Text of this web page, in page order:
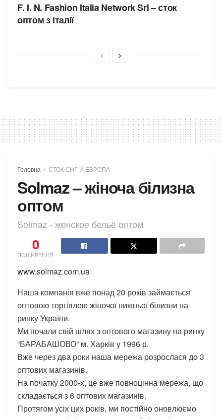
F. I. N. Fashion Italia Network Srl – сток
оптом з Італії
Головна СТОК СНГ И ЕВРОПА
Solmaz – жіноча білизна
оптом
Solmaz - женское бельё оптом
0
ПОШИРЕННЯ
www.solmaz.com.ua
Наша компанія вже понад 20 років займається
оптовою торгівлею жіночої нижньої білизни на
ринку України.
Ми почали свій шлях з оптового магазину на ринку
“БАРАБАШОВО” м. Харків у 1996 р.
Вже через два роки наша мережа розрослася до 3
оптових магазинів.
На початку 2000-х, це вже повноцінна мережа, що
складається з 6 оптових магазинів.
Протягом усіх цих років, ми постійно оновлюємо